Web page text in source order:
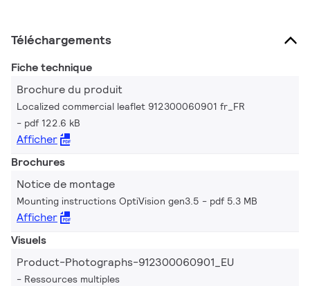
Téléchargements
Fiche technique
Brochure du produit
Localized commercial leaflet 912300060901 fr_FR
pdf 122.6 kB
Afficher
Brochures
Notice de montage
Mounting instructions OptiVision gen3.5 pdf 5.3 MB
Afficher
Visuels
Product-Photographs-912300060901_EU
Ressources multiples